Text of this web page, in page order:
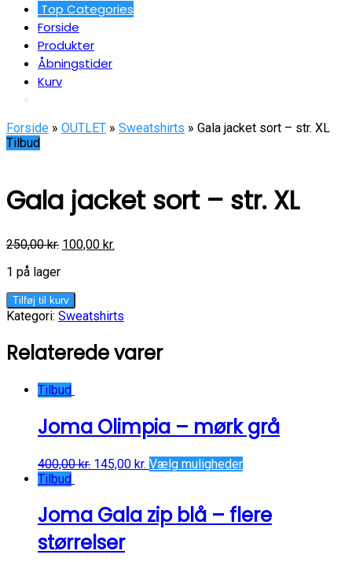
Top Categories
Forside
Produkter
Åbningstider
Kurv
Forside » OUTLET » Sweatshirts » Gala jacket sort – str. XL
Tilbud
Gala jacket sort – str. XL
250,00kr. 100,00 kr.
1 på lager
Gala
jacket
-
str.
antal
Tilføj til kurv
Kategori: Sweatshirts
Relaterede varer
Tilbud
Joma Olimpia – mørk grå
400,00kr. 145,00 kr. Vælg muligheder
Tilbud
Joma Gala zip blå – flere
størrelser